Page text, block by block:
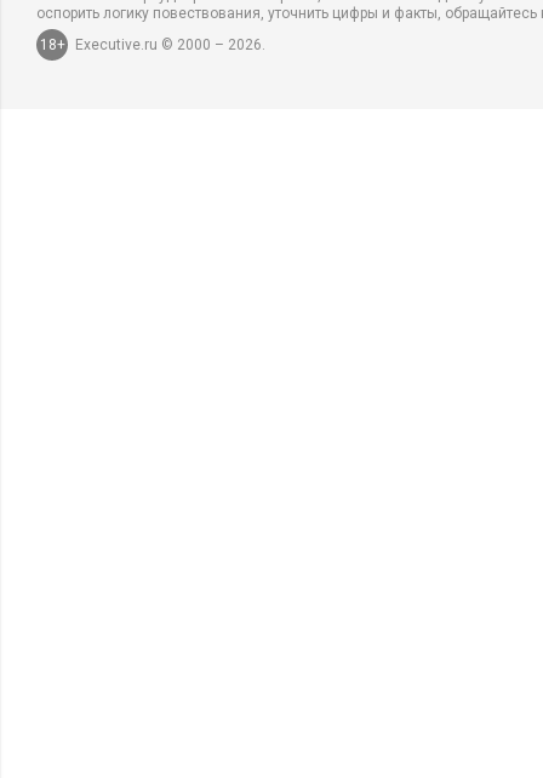
оспорить логику повествования, уточнить цифры и факты,
18+
Executive.ru © 2000 – 2026.